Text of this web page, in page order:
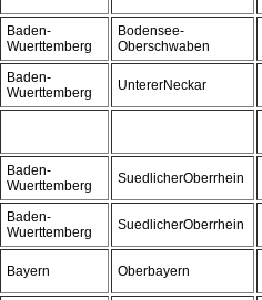
Baden-
Wuerttemberg
Bodensee-
Oberschwaben
Baden-
Wuerttemberg
UntererNeckar
Baden-
Wuerttemberg
SuedlicherOberrhein
Baden-
Wuerttemberg
SuedlicherOberrhein
Bayern Oberbayern